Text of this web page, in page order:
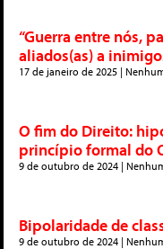
“Guerra entre nós,
aliados(as) a
17 de janeiro de 2025
O fim do Direito:
princípio formal do
9 de outubro de 2024
Bipolaridade de
9 de outubro de 2024